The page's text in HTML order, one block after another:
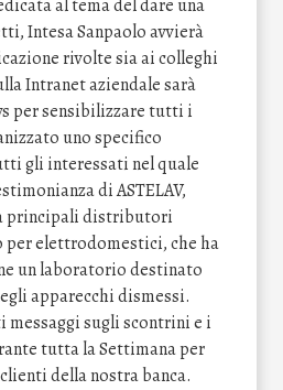
al tema del dare una
Intesa Sanpaolo avvierà
rivolte sia ai colleghi
Intranet aziendale sarà
per sensibilizzare tutti i
uno specifico
gli interessati nel quale
di ASTELAV,
principali distributori
elettrodomestici, che ha
un laboratorio destinato
apparecchi dismessi.
sugli scontrini e i
tutta la Settimana per
della nostra banca.